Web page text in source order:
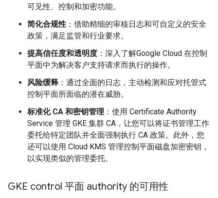
可见性、控制和加密功能。
简化合规性 ：借助精细的审核日志和可自定义的安全
政策，满足监管和行业要求。
提高信任度和透明度 ：深入了解Google Cloud 在控制
平面中为解决客户支持请求而执行的操作。
风险缓释 ：通过全面的日志，主动检测和应对托管式
控制平面所面临的潜在威胁。
标准化 CA 和密钥管理 ：使用 Certificate Authority
Service 管理 GKE 集群 CA，让您可以将证书管理工作
委托给特定团队并全面强制执行 CA 政策。此外，您
还可以使用 Cloud KMS 管理控制平面磁盘加密密钥，
以实现类似的管理委托。
GKE control 平面 authority 的可用性